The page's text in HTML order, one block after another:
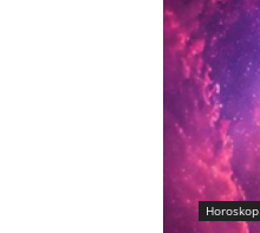
Horoskop